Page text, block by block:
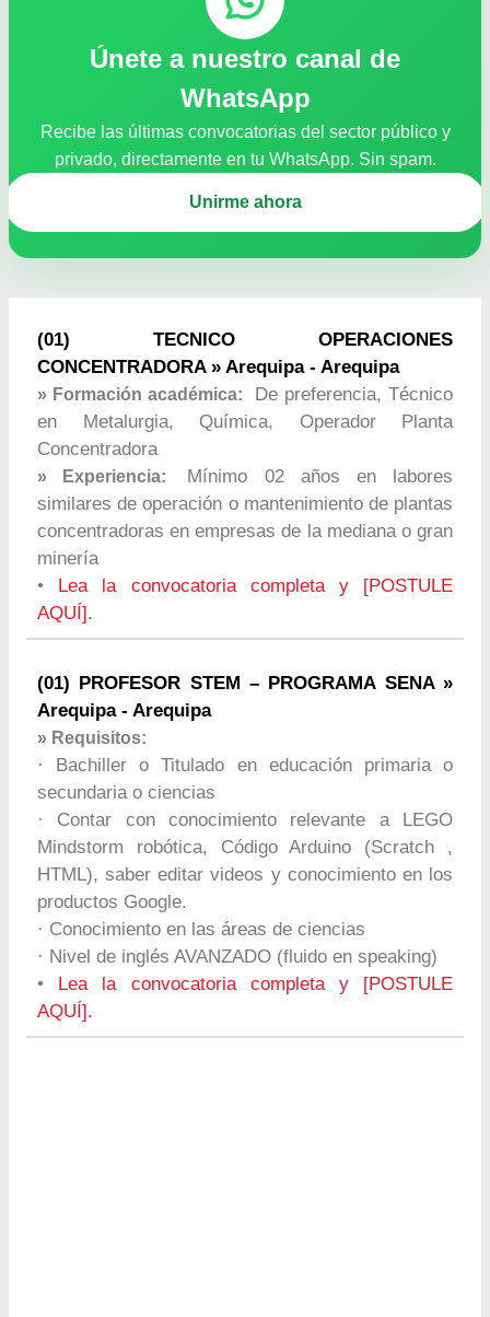
Únete a nuestro canal de
WhatsApp
Recibe las últimas convocatorias del sector público y
privado, directamente en tu WhatsApp. Sin spam.
Unirme ahora
(01) TECNICO OPERACIONES
CONCENTRADORA » Arequipa - Arequipa
» Formación académica:
De preferencia, Técnico
en Metalurgia, Química, Operador Planta
Concentradora
» Experiencia:
Mínimo 02 años en labores
similares de operación o mantenimiento de plantas
concentradoras en empresas de la mediana o gran
minería
•
Lea la convocatoria completa y [POSTULE
AQUÍ].
(01) PROFESOR STEM – PROGRAMA SENA »
Arequipa - Arequipa
» Requisitos:
· Bachiller o Titulado en educación primaria o
secundaria o ciencias
· Contar con conocimiento relevante a LEGO
Mindstorm robótica, Código Arduino (Scratch ,
HTML), saber editar videos y conocimiento en los
productos Google.
· Conocimiento en las áreas de ciencias
· Nivel de inglés AVANZADO (fluido en speaking)
•
Lea la convocatoria completa y [POSTULE
AQUÍ].